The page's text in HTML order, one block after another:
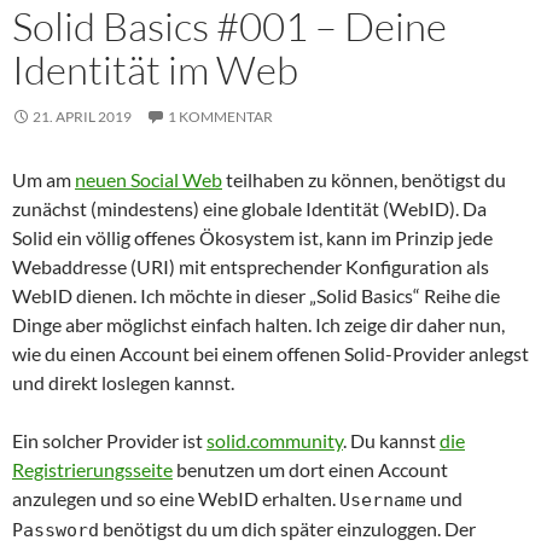
Solid Basics #001 – Deine
Identität im Web
21. APRIL 2019 1 KOMMENTAR
Um am neuen Social Webteilhaben zu können, benötigst du
zunächst (mindestens) eine globale Identität (WebID). Da
Solid ein völlig offenes Ökosystem ist, kann im Prinzip jede
Webaddresse (URI) mit entsprechender Konfiguration als
WebID dienen. Ich möchte in dieser „Solid Basics“ Reihe die
Dinge aber möglichst einfach halten. Ich zeige dir daher nun,
wie du einen Account bei einem offenen Solid-Provider anlegst
und direkt loslegen kannst.
Ein solcher Provider istsolid.community. Du kannstdie
Registrierungsseite benutzen um dort einen Account
anzulegen und so eine WebID erhalten. Username und
Password benötigst du um dich später einzuloggen. Der